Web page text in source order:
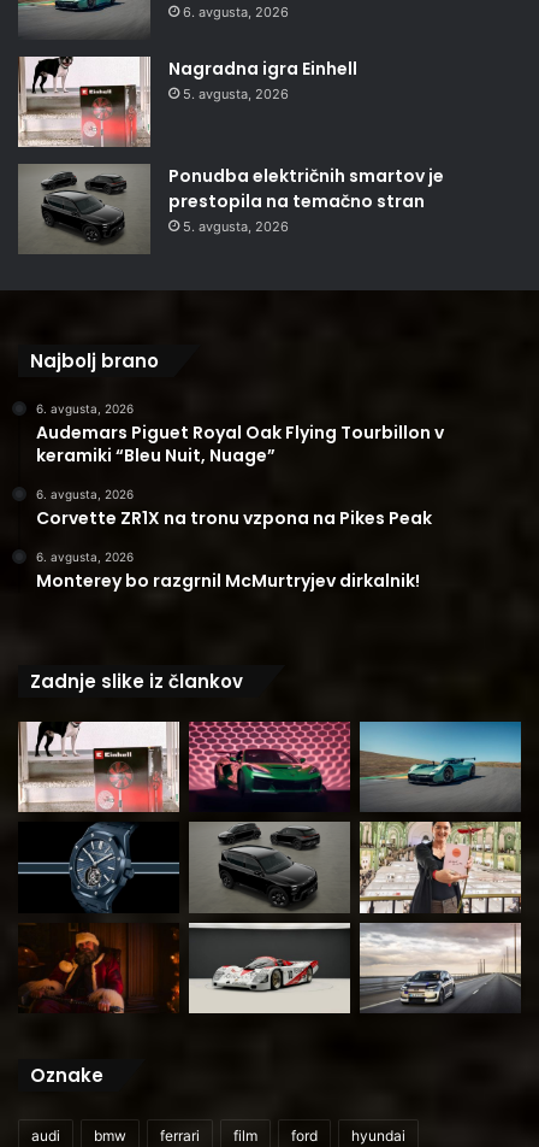
6. avgusta, 2026
Nagradna igra Einhell
5. avgusta, 2026
Ponudba električnih smartov je
prestopila na temačno stran
5. avgusta, 2026
Najbolj brano
6. avgusta, 2026
Audemars Piguet Royal Oak Flying Tourbillon v
keramiki “Bleu Nuit, Nuage”
6. avgusta, 2026
Corvette ZR1X na tronu vzpona na Pikes Peak
6. avgusta, 2026
Monterey bo razgrnil McMurtryjev dirkalnik!
Zadnje slike iz člankov
Oznake
audi bmw ferrari film ford hyundai